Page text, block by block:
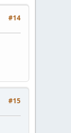
#14
#15